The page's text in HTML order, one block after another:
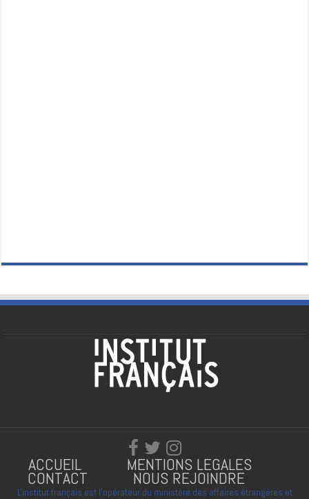
ACCUEIL MENTIONS LEGALES
CONTACT NOUS REJOINDRE
L'institut français est l'opérateur du ministère des affaires étrangères et